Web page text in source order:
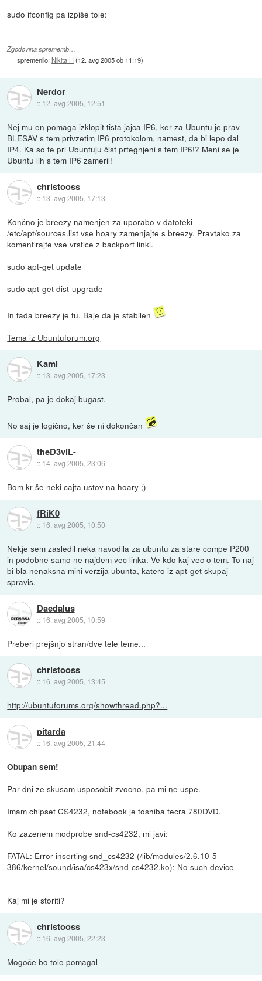
sudo ifconfig pa izpiše tole:
Zgodovina sprememb…
spremenilo:Nikita H (12. avg 2005 ob 11:19)
Nerdor
:: 12. avg 2005, 12:51
Nej mu en pomaga izklopit tista jajca IP6, ker za Ubuntu je prav
BLESAV s tem privzetim IP6 protokolom, namest, da bi lepo dal
IP4. Ka so te pri Ubuntuju čist prtegnjeni s tem IP6!? Meni se je
Ubuntu lih s tem IP6 zameril!
christooss
:: 13. avg 2005, 17:13
Končno je breezy namenjen za uporabo v datoteki
/etc/apt/sources.list vse hoary zamenjajte s breezy. Pravtako za
komentirajte vse vrstice z backport linki.
sudo apt-get update
sudo apt-get dist-upgrade
In tada breezy je tu. Baje da je stabilen
Tema iz Ubuntuforum.org
Kami
:: 13. avg 2005, 17:23
Probal, pa je dokaj bugast.
No saj je logično, ker še ni dokončan
theD3viL-
:: 14. avg 2005, 23:06
Bom kr še neki cajta ustov na hoary ;)
fRiK0
:: 16. avg 2005, 10:50
Nekje sem zasledil neka navodila za ubuntu za stare compe P200
in podobne samo ne najdem vec linka. Ve kdo kaj vec o tem. To naj
bi bla nenaksna mini verzija ubunta, katero iz apt-get skupaj
spravis.
Daedalus
:: 16. avg 2005, 10:59
Preberi prejšnjo stran/dve tele teme...
christooss
:: 16. avg 2005, 13:45
http://ubuntuforums.org/showthread.php?...
pitarda
:: 16. avg 2005, 21:44
Obupan sem!
Par dni ze skusam usposobit zvocno, pa mi ne uspe.
Imam chipset CS4232, notebook je toshiba tecra 780DVD.
Ko zazenem modprobe snd-cs4232, mi javi:
FATAL: Error inserting snd_cs4232 (/lib/modules/2.6.10-5-
386/kernel/sound/isa/cs423x/snd-cs4232.ko): No such device
Kaj mi je storiti?
christooss
:: 16. avg 2005, 22:23
Mogoče botole pomagal